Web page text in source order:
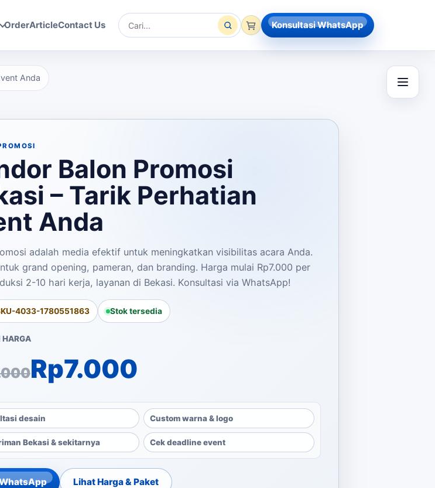
OrderArticleContact Us
Cari
Konsultasi WhatsApp
Anda
Balon Promosi
– Tarik Perhatian
Anda
adalah media efektif untuk meningkatkan visibilitas acara Anda.
grand opening, pameran, dan branding. Harga mulai Rp7.000 per
2-10 hari kerja, layanan di Bekasi. Konsultasi via WhatsApp!
4033-1780551863 Stok tersedia
HARGA
aslinya adalah: Rp15.000.
Rp7.000
saat ini adalah: Rp7.000.
desain Custom warna & logo
Bekasi & sekitarnya Cek deadline event
Lihat Harga & Paket